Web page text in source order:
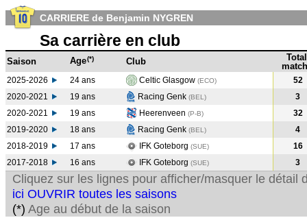
CARRIERE de Benjamin NYGREN
Sa carrière en club
Saison Age(*) Club
Total
2025-2026 24 ans Celtic Glasgow (ECO)
52
2020-2021
19 ans Racing Genk (BEL )
3
2020-2021
19 ans Heerenveen (P-B)
32
2019-2020
18 ans Racing Genk (BEL )
4
2018-2019
17 ans IFK Goteborg (SUE)
16
2017-2018
16 ans IFK Goteborg (SUE) 3
Cliquez sur les lignes pour afficher/masquer le détail
ici OUVRIR toutes les saisons
(*) Age au début de la saison